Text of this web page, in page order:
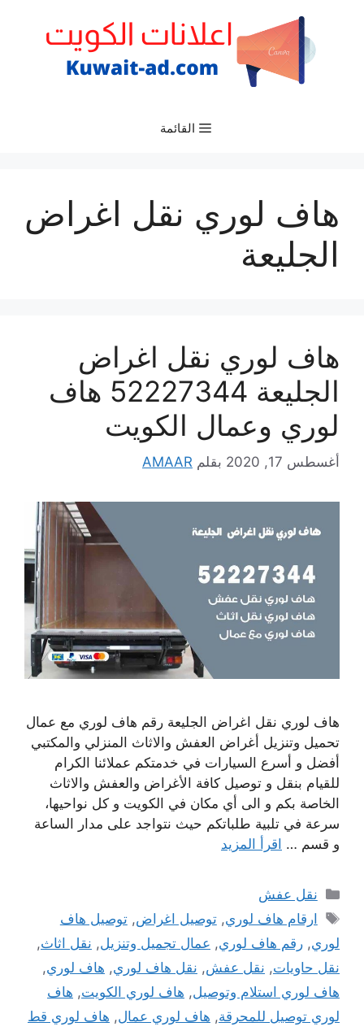
القائمة
هاف لوري نقل اغراض
الجليعة
هاف لوري نقل اغراض
الجليعة 52227344 هاف
لوري وعمال الكويت
أغسطس 17, 2020 بقلم AMAAR
هاف لوري نقل اغراض الجليعة رقم هاف لوري مع عمال
تحميل وتنزيل أغراض العفش والاثاث المنزلي والمكتبي
أفضل و أسرع السيارات في خدمتكم عملائنا الكرام
للقيام بنقل و توصيل كافة الأغراض والعفش والاثاث
الخاصة بكم و الى أي مكان في الكويت و كل نواحيها،
سرعة في تلبية طلباتكم حيث نتواجد على مدار الساعة
و قسم … اقرأ المزيد
التصنيفات
نقل عفش
الوسوم
ارقام هاف لوري,توصيل اغراض,توصيل هاف
لوري, رقم هاف لوري, عمال تجميل وتنزيل, نقل اثاث,
نقل حاويات, نقل عفش, نقل هاف لوري, هاف لوري,
هاف لوري استلام وتوصيل, هاف لوري الكويت, هاف
لوري توصيل للمحرقة, هاف لوري عمال, هاف لوري قط